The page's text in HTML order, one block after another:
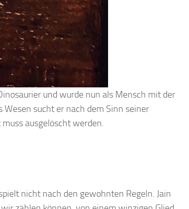
und wurde nun als Mensch mit der
sucht er nach dem Sinn seiner
ausgelöscht werden.
nicht nach den gewohnten Regeln. Jain